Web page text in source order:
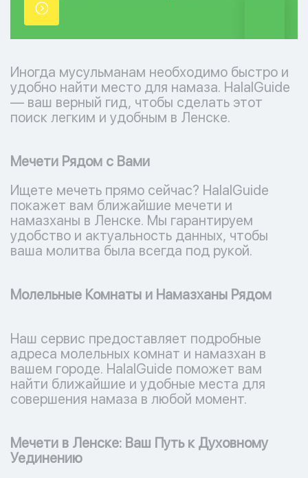
точки.
Иногда мусульманам необходимо быстро и
удобно найти место для намаза. HalalGuide
— ваш верный гид, чтобы сделать этот
поиск легким и удобным в Ленске.
Мечети Рядом с Вами
Ищете мечеть прямо сейчас? HalalGuide
покажет вам ближайшие мечети и
намазханы в Ленске. Мы гарантируем
удобство и актуальность данных, чтобы
ваша молитва была всегда под рукой.
Молельные Комнаты и Намазханы Рядом
Наш сервис предоставляет подробные
адреса молельных комнат и намазхан в
вашем городе. HalalGuide поможет вам
найти ближайшие и удобные места для
совершения намаза в любой момент.
Мечети в Ленске: Ваш Путь к Духовному
Уединению